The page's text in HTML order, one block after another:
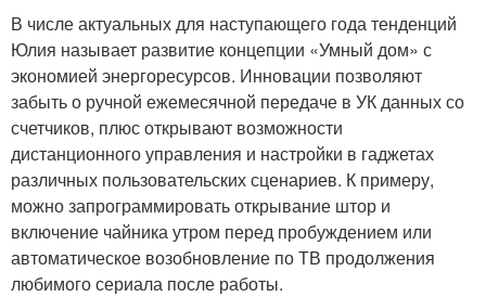
В числе актуальных для наступающего года тенденций
Юлия называет развитие концепции «Умный дом» с
экономией энергоресурсов. Инновации позволяют
забыть о ручной ежемесячной передаче в УК данных со
счетчиков, плюс открывают возможности
дистанционного управления и настройки в гаджетах
различных пользовательских сценариев. К примеру,
можно запрограммировать открывание штор и
включение чайника утром перед пробуждением или
автоматическое возобновление по ТВ продолжения
любимого сериала после работы.